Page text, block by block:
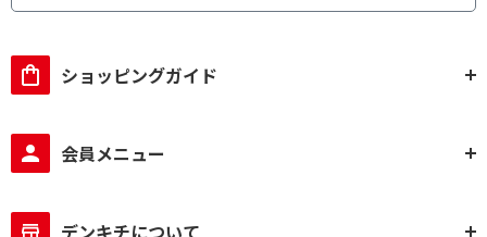
ショッピングガイド
会員メニュー
デンキチについて